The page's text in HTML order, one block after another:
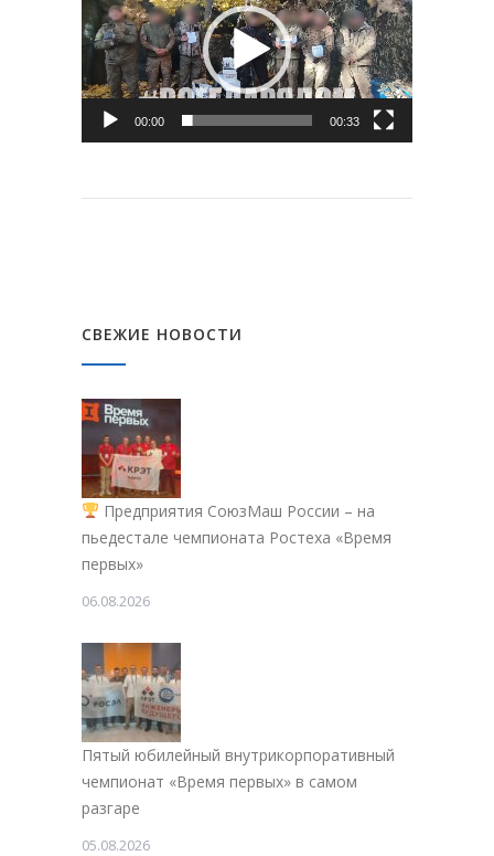
00:00 00:33
СВЕЖИЕ НОВОСТИ
Предприятия СоюзМаш России – на
пьедестале чемпионата Ростеха «Время
первых»
06.08.2026
Пятый юбилейный внутрикорпоративный
чемпионат «Время первых» в самом
разгаре
05.08.2026